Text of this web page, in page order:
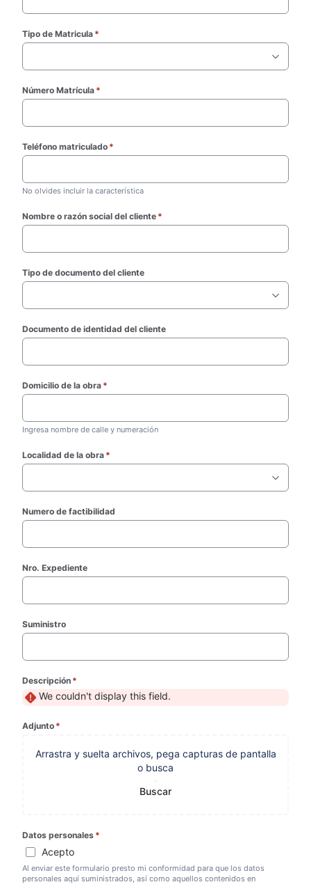
Tipo de Matricula *
Número Matrícula *
Teléfono matriculado *
No olvides incluir la característica
Nombre o razón social del cliente *
Tipo de documento del cliente
Documento de identidad del cliente
Domicilio de la obra *
Ingresa nombre de calle y numeración
Localidad de la obra *
Numero de factibilidad
Nro. Expediente
Suministro
Descripción *
We couldn't display this field.
Adjunto *
Arrastra y suelta archivos, pega capturas de pantalla
o busca
Buscar
Datos personales *
Acepto
Al enviar este formulario presto mi conformidad para que los datos
personales aquí suministrados, así como aquellos contenidos en